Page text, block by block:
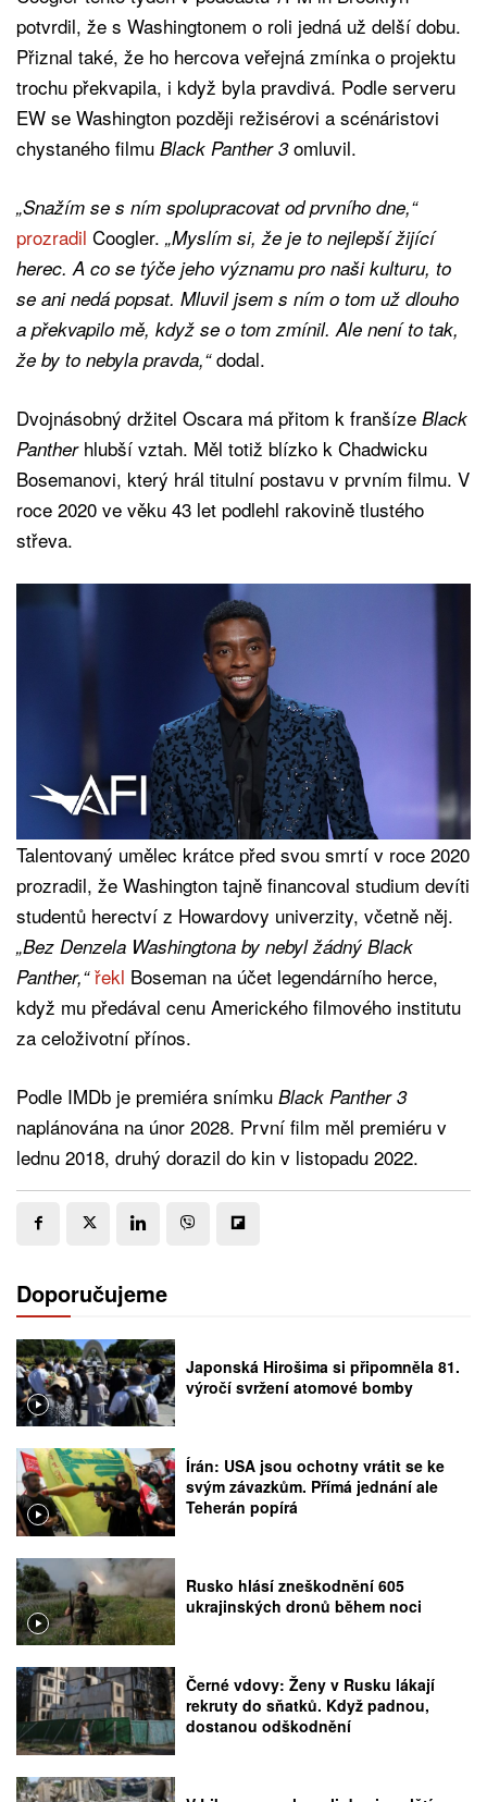
potvrdil, že s Washingtonem o roli jedná už delší dobu.
Přiznal také, že ho hercova veřejná zmínka o projektu
trochu překvapila, i když byla pravdivá. Podle serveru
EW se Washington později režisérovi a scénáristovi
chystaného filmu Black Panther 3omluvil.
„Snažím se s ním spolupracovat od prvního dne,“
prozradil Coogler. „Myslím si, že je to nejlepší žijící
herec. A co se týče jeho významu pro naši kulturu, to
se ani nedá popsat. Mluvil jsem s ním o tom už dlouho
a překvapilo mě, když se o tom zmínil. Ale není to tak,
že by to nebyla pravda,“dodal.
Dvojnásobný držitel Oscara má přitom k franšíze Black
Pantherhlubší vztah. Měl totiž blízko k Chadwicku
Bosemanovi, který hrál titulní postavu v prvním filmu. V
roce 2020 ve věku 43 let podlehl rakovině tlustého
střeva.
Talentovaný umělec krátce před svou smrtí v roce 2020
prozradil, že Washington tajně financoval studium devíti
studentů herectví z Howardovy univerzity, včetně něj.
„Bez Denzela Washingtona by nebyl žádný Black
Panther,“ řekl Boseman na účet legendárního herce,
když mu předával cenu Amerického filmového institutu
za celoživotní přínos.
Podle IMDb je premiéra snímku Black Panther 3
naplánována na únor 2028. První film měl premiéru v
lednu 2018, druhý dorazil do kin v listopadu 2022.
Doporučujeme
Japonská Hirošima si připomněla 81.
výročí svržení atomové bomby
Írán: USA jsou ochotny vrátit se ke
svým závazkům. Přímá jednání ale
Teherán popírá
Rusko hlásí zneškodnění 605
ukrajinských dronů během noci
Černé vdovy: Ženy v Rusku lákají
rekruty do sňatků. Když padnou,
dostanou odškodnění